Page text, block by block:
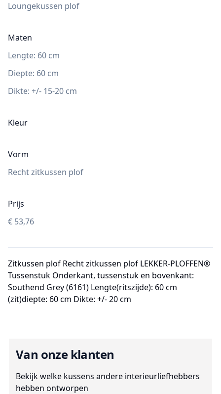
Loungekussen plof
Maten
Lengte: 60 cm
Diepte: 60 cm
Dikte: +/- 15-20 cm
Kleur
Vorm
Recht zitkussen plof
Prijs
€ 53,76
Zitkussen plof Recht zitkussen plof LEKKER-PLOFFEN®
Tussenstuk Onderkant, tussenstuk en bovenkant:
Southend Grey (6161) Lengte(ritszijde): 60 cm
(zit)diepte: 60 cm Dikte: +/- 20 cm
Van onze klanten
Bekijk welke kussens andere interieurliefhebbers
hebben ontworpen